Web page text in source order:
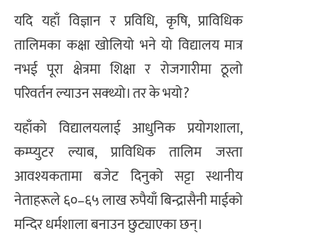
यदि यहाँ विज्ञान र प्रविधि, कृषि, प्राविधिक
तालिमका कक्षा खोलियो भने यो विद्यालय मात्र
नभई पूरा क्षेत्रमा शिक्षा र रोजगारीमा ठूलो
परिवर्तन ल्याउन सक्थ्यो। तर के भयो?
यहाँको विद्यालयलाई आधुनिक प्रयोगशाला,
कम्प्युटर ल्याब, प्राविधिक तालिम जस्ता
आवश्यकतामा बजेट दिनुको सट्टा स्थानीय
नेताहरूले ६०–६५ लाख रुपैयाँ बिन्द्रासैनी माईको
मन्दिर धर्मशाला बनाउन छुट्याएका छन्।